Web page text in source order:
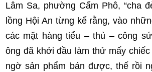
Lâm Sa, phường Cẩm Phô, “cha
lồng Hội An từng kể rằng, vào
các mặt hàng tiểu – thủ – công
ông đã khởi đầu làm thử mấy chiếc
ngờ sản phẩm bán được, thế rồi